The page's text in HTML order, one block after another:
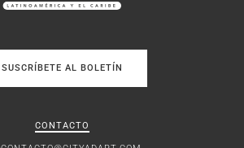
SUSCRÍBETE AL BOLETÍN
CONTACTO